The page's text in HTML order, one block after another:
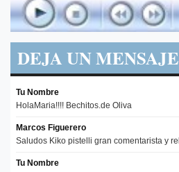
DEJA UN MENSAJE